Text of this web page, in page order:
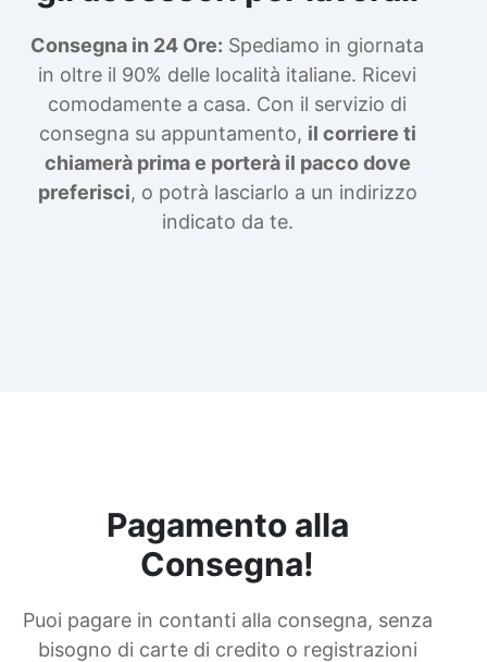
Consegna in 24 Ore: Spediamo in giornata
in oltre il 90% delle località italiane. Ricevi
comodamente a casa. Con il servizio di
consegna su appuntamento, il corriere ti
chiamerà prima e porterà il pacco dove
preferisci, o potrà lasciarlo a un indirizzo
indicato da te.
Pagamento alla
Consegna!
Puoi pagare in contanti alla consegna, senza
bisogno di carte di credito o registrazioni